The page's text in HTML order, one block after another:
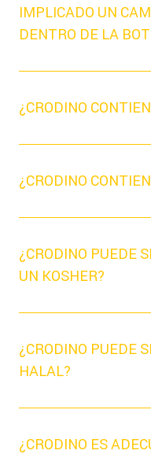
IMPLICADO UN
DENTRO DE LA
¿CRODINO
¿CRODINO
¿CRODINO PUEDE
UN KOSHER?
¿CRODINO PUEDE
HALAL?
¿CRODINO ES